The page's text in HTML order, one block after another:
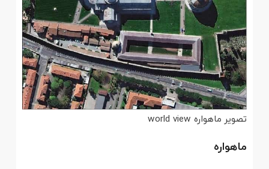
تصویر ماهواره world view
ماهواره